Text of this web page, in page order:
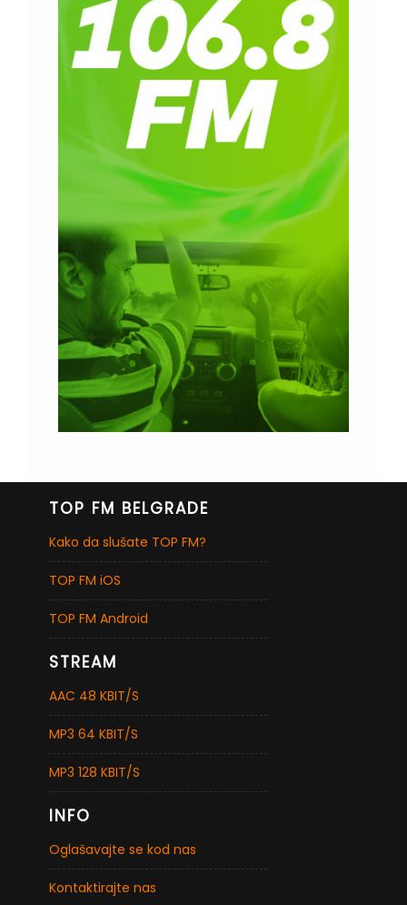
TOP FM BELGRADE
Kako da slušate TOP FM?
TOP FM iOS
TOP FM Android
STREAM
AAC 48 KBIT/S
MP3 64 KBIT/S
MP3 128 KBIT/S
INFO
Oglašavajte se kod nas
Kontaktirajte nas